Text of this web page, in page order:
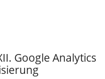
Google Analytics